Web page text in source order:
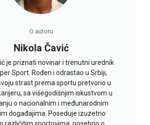
O autoru
Nikola Čavić
je priznati novinar i trenutni urednik
Sport. Rođen i odrastao u Srbiji,
strast prema sportu pretvorio u
sa višegodišnjim iskustvom u
o nacionalnim i međunarodnim
događajima. Poseduje izuzetno
različitim sportovima, posebno o